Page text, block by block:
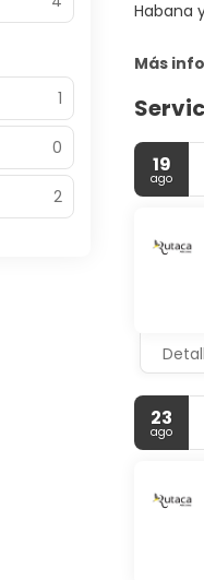
Habana
Más info
19
ago
23
ago
1
0
2